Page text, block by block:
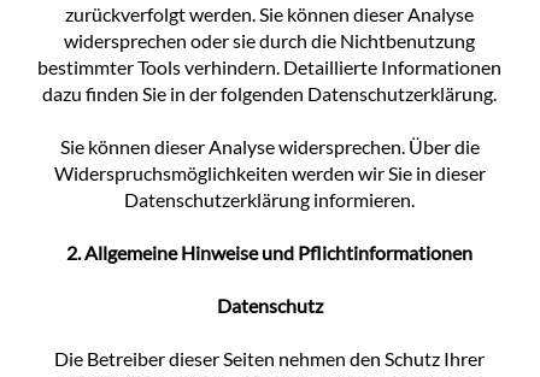
zurückverfolgt werden. Sie können dieser Analyse
widersprechen oder sie durch die Nichtbenutzung
bestimmter Tools verhindern. Detaillierte Informationen
dazu finden Sie in der folgenden Datenschutzerklärung.
Sie können dieser Analyse widersprechen. Über die
Widerspruchsmöglichkeiten werden wir Sie in dieser
Datenschutzerklärung informieren.
2. Allgemeine Hinweise und Pflichtinformationen
Datenschutz
Die Betreiber dieser Seiten nehmen den Schutz Ihrer